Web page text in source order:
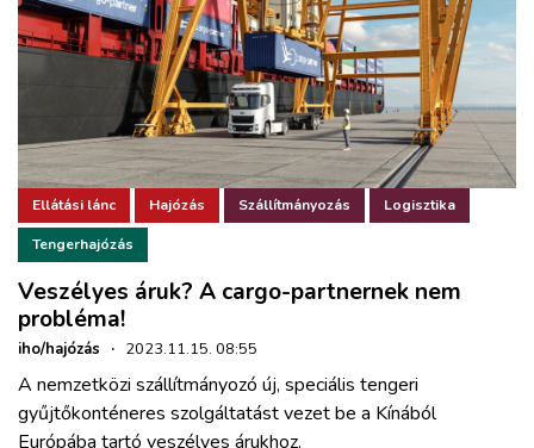
Ellátási lánc Hajózás Szállítmányozás Logisztika
Tengerhajózás
Veszélyes áruk? A cargo-partnernek nem
probléma!
iho/hajózás · 2023.11.15. 08:55
A nemzetközi szállítmányozó új, speciális tengeri
gyűjtőkonténeres szolgáltatást vezet be a Kínából
Európába tartó veszélyes árukhoz.